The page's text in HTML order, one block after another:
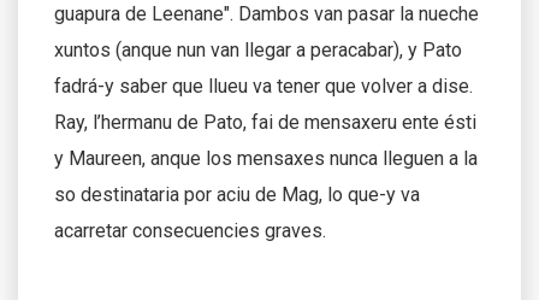
guapura de Leenane". Dambos van pasar la nueche
xuntos (anque nun van llegar a peracabar), y Pato
fadrá-y saber que llueu va tener que volver a dise.
Ray, l’hermanu de Pato, fai de mensaxeru ente ésti
y Maureen, anque los mensaxes nunca lleguen a la
so destinataria por aciu de Mag, lo que-y va
acarretar consecuencies graves.